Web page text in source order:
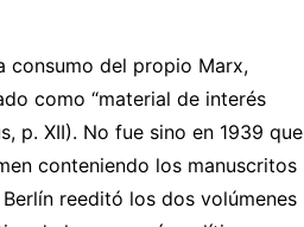
consumo del propio Marx,
como “material de interés
p. XII). No fue sino en 1939 que
conteniendo los manuscritos
reeditó los dos volúmenes